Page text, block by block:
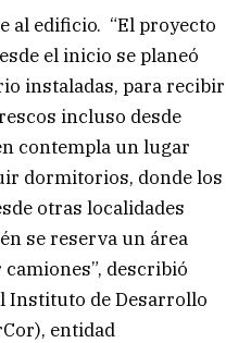
al edificio. “El proyecto
el inicio se planeó
instaladas, para recibir
incluso desde
contempla un lugar
dormitorios, donde los
otras localidades
se reserva un área
describió
Instituto de Desarrollo
entidad